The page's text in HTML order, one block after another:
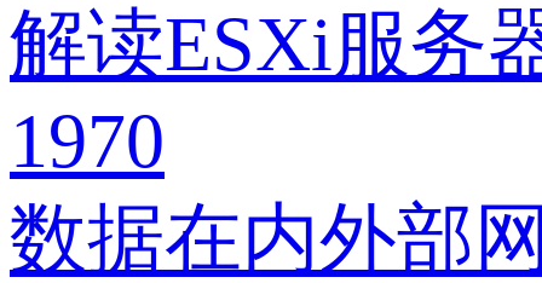
解读ESXi服务
1970
数据在内外部